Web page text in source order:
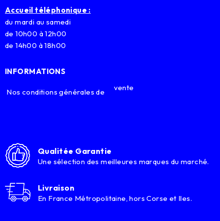
Accueil téléphonique :
du mardi au samedi
de 10h00 à 12h00
de 14h00 à 18h00
INFORMATIONS
Nos conditions générales de vente
Qualitée Garantie
Une sélection des meilleures marques du marché.
Livraison
En France Métropolitaine, hors Corse et Iles.